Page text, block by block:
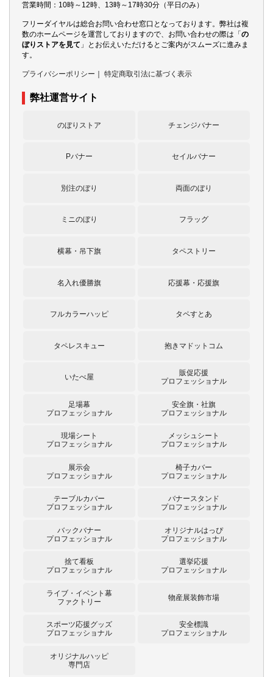
営業時間：10時～12時、13時～17時30分（平日のみ）
フリーダイヤルは総合お問い合わせ窓口となっております。弊社は複
数のホームページを運営しておりますので、お問い合わせの際は「 の
ぼりストアを見て 」とお伝えいただけるとご案内がスムーズに進みま
す。
プライバシーポリシー 特定商取引法に基づく表示
弊社運営サイト
のぼりストア チェンジバナー
Pバナー セイルバナー
別注のぼり 両面のぼり
ミニのぼり フラッグ
横幕・吊下旗 タペストリー
名入れ優勝旗 応援幕・応援旗
フルカラーハッピ タペすとあ
タペレスキュー 抱きマドットコム
いたべ屋
販促応援
プロフェッショナル
足場幕
プロフェッショナル
安全旗・社旗
プロフェッショナル
現場シート
プロフェッショナル
メッシュシート
プロフェッショナル
展示会
プロフェッショナル
椅子カバー
プロフェッショナル
テーブルカバー
プロフェッショナル
バナースタンド
プロフェッショナル
バックバナー
プロフェッショナル
オリジナルはっぴ
プロフェッショナル
捨て看板
プロフェッショナル
選挙応援
プロフェッショナル
ライブ・イベント幕
ファクトリー
物産展装飾市場
スポーツ応援グッズ
プロフェッショナル
安全標識
プロフェッショナル
オリジナルハッピ
専門店